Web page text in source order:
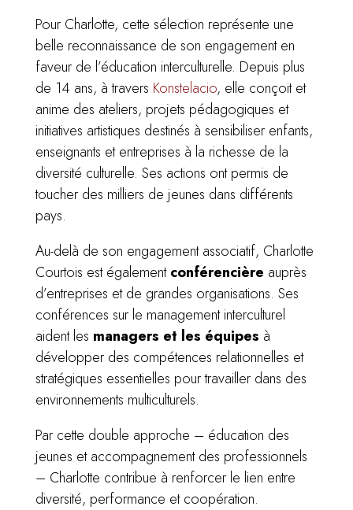
Pour Charlotte, cette sélection représente une
belle reconnaissance de son engagement en
faveur de l’éducation interculturelle. Depuis plus
de 14 ans, à travers Konstelacio, elle conçoit et
anime des ateliers, projets pédagogiques et
initiatives artistiques destinés à sensibiliser enfants,
enseignants et entreprises à la richesse de la
diversité culturelle. Ses actions ont permis de
toucher des milliers de jeunes dans différents
pays.
Au-delà de son engagement associatif, Charlotte
Courtois est égalementconférencière auprès
d’entreprises et de grandes organisations. Ses
conférences sur le management interculturel
aident les managers et les équipes à
développer des compétences relationnelles et
stratégiques essentielles pour travailler dans des
environnements multiculturels.
Par cette double approche – éducation des
jeunes et accompagnement des professionnels
– Charlotte contribue à renforcer le lien entre
diversité, performance et coopération.